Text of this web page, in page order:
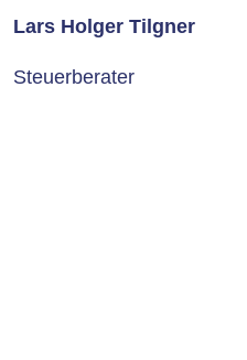
Lars Holger Tilgner
Steuerberater